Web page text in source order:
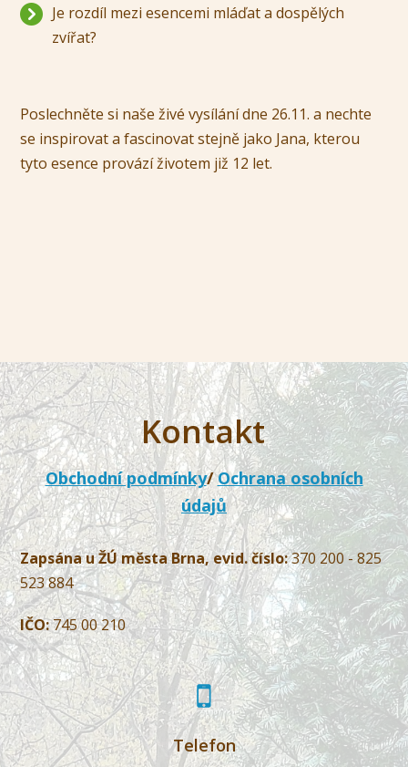
Je rozdíl mezi esencemi mláďat a dospělých
zvířat?
Poslechněte si naše živé vysílání dne 26.11. a nechte
se inspirovat a fascinovat stejně jako Jana, kterou
tyto esence provází životem již 12 let.
Kontakt
Obchodní podmínky/Ochrana osobních
údajů
Zapsána u ŽÚ města Brna, evid. číslo:370 200 - 825
523 884
IČO:745 00 210
Telefon